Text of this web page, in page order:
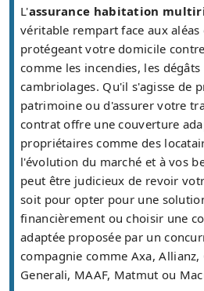
L'assurance habitation
véritable rempart face aux
protégeant votre domicile
comme les incendies, les
cambriolages. Qu'il s'agisse de
patrimoine ou d'assurer votre
contrat offre une couverture
propriétaires comme des
l'évolution du marché et à vos
peut être judicieux de revoir
soit pour opter pour une
financièrement ou choisir une
adaptée proposée par un
compagnie comme Axa, Allianz,
Generali, MAAF, Matmut ou